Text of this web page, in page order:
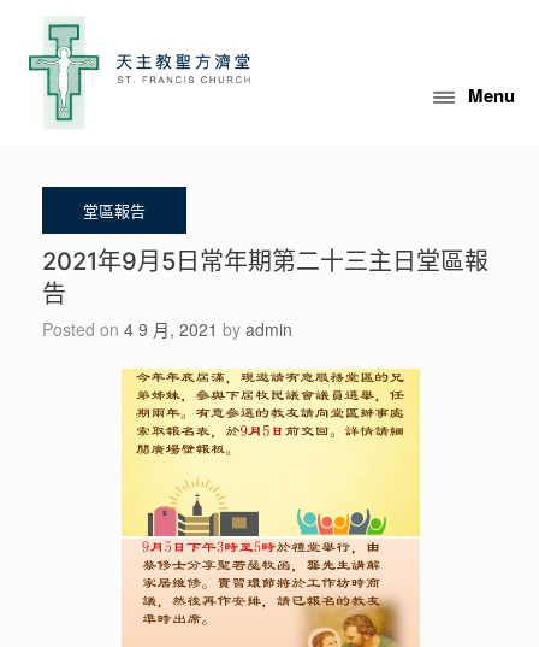
content
Menu
2021年9月5日常年期第二十三主日堂區報
告
Posted on 4 9 月, 2021 by admin